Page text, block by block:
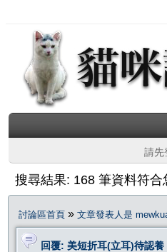
請先
搜尋結果: 168 筆資料符合
討論區首頁 » 文章發表人是
回覆: 美短折耳(立耳)待認